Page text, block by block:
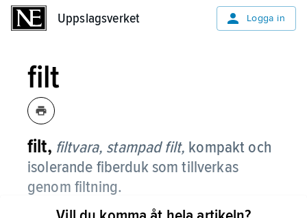
Uppslagsverket Logga in
filt
filt, filtvara, stampad filt, kompakt och
isolerande fiberduk som tillverkas
genom filtning.